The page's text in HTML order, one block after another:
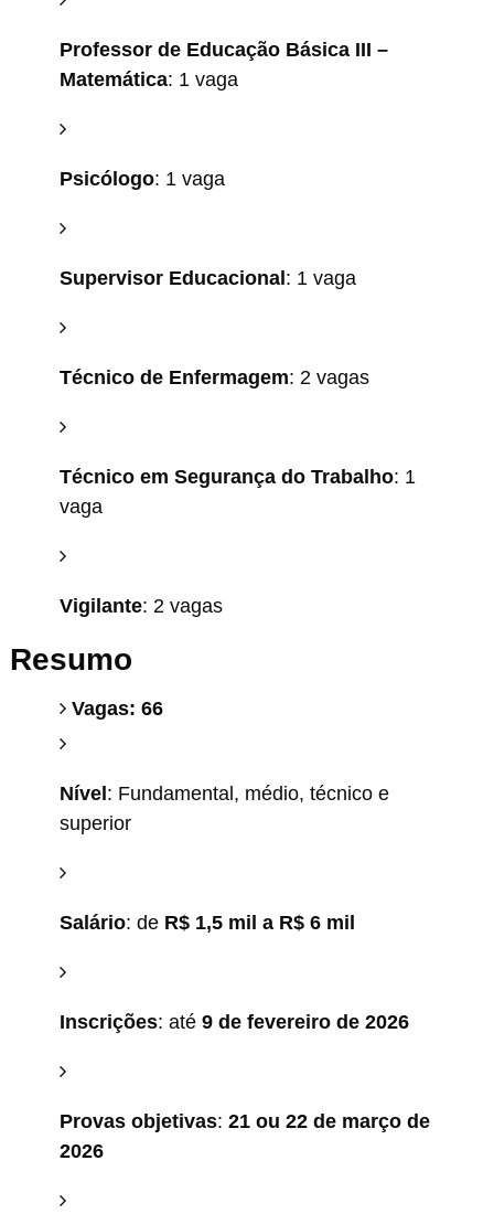
Professor de Educação Básica III –
Matemática: 1 vaga
Psicólogo: 1 vaga
Supervisor Educacional : 1 vaga
Técnico de Enfermagem: 2 vagas
Técnico em Segurança do Trabalho: 1
vaga
Vigilante: 2 vagas
Resumo
Vagas: 66
Nível : Fundamental, médio, técnico e
superior
Salário: de R$ 1,5 mil a R$ 6 mil
Inscrições: até 9 de fevereiro de 2026
Provas objetivas: 21 ou 22 de março de
2026